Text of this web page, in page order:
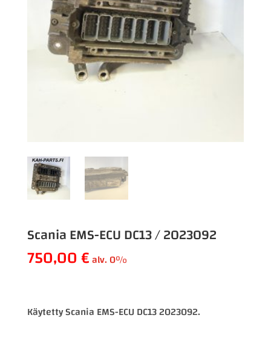
Scania EMS-ECU DC13 / 2023092
750,00€alv. 0%
Käytetty Scania EMS-ECU DC13 2023092.